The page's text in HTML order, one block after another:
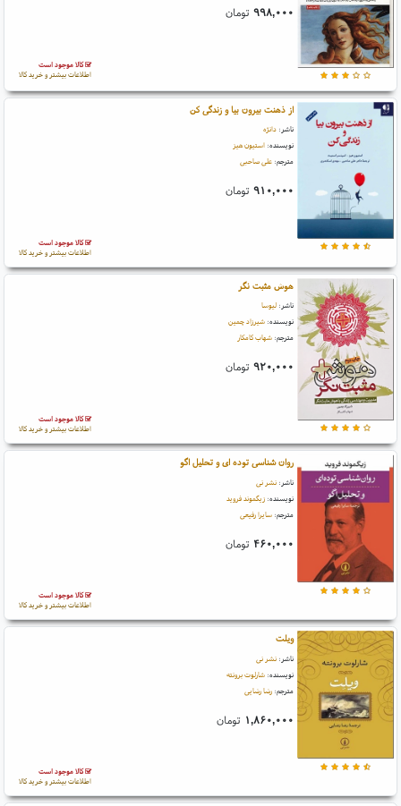
۹۹۸,۰۰۰ تومان
کالا موجود است
اطلاعات بیشتر و خرید کالا
از ذهنت بیرون بیا و زندگی کن
ناشر: دانژه
نویسنده: استیون هیز
مترجم: علی صاحبی
۹۱۰,۰۰۰ تومان
کالا موجود است
اطلاعات بیشتر و خرید کالا
هوش مثبت نگر
ناشر: لیوسا
نویسنده: شیرزاد چمین
مترجم: شهاب کامکار
۹۲۰,۰۰۰ تومان
کالا موجود است
اطلاعات بیشتر و خرید کالا
روان شناسی توده ای و تحلیل اگو
ناشر: نشر نی
نویسنده: زیگموند فروید
مترجم: سایرا رفیعی
۴۶۰,۰۰۰ تومان
کالا موجود است
اطلاعات بیشتر و خرید کالا
ویلت
ناشر: نشر نی
نویسنده: شارلوت برونته
مترجم: رضا رضایی
۱,۸۶۰,۰۰۰ تومان
کالا موجود است
اطلاعات بیشتر و خرید کالا